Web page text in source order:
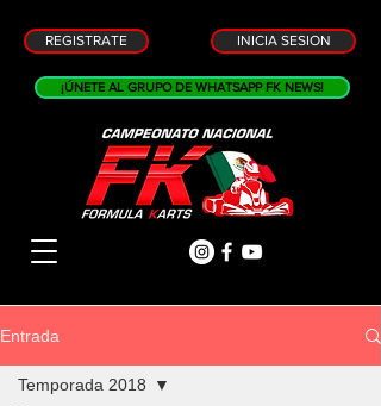
REGISTRATE INICIA SESION
¡ÚNETE AL GRUPO DE WHATSAPP FK NEWS!
Entrada
Temporada 2018